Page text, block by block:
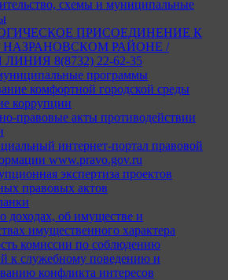
схемы и муниципальные
ПРИСОЕДИНЕНИЕ К
НАЗРАНОВСКОМ РАЙОНЕ /
8(8732) 22-62-35
программы
комфортной городской среды
коррупции
правовые акты противодействии
интернет-портал правовой
www.pravo.gov.ru
экспертиза проектов
правовых актов
доходах, об имуществе и
имущественного характера
комиссии по соблюдению
к служебному поведению и
конфликта интересов